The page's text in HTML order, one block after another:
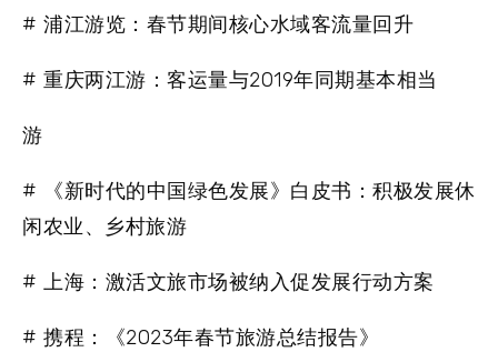
# 浦江游览：春节期间核心水域客流量回升
# 重庆两江游：客运量与2019年同期基本相当
游
# 《新时代的中国绿色发展》白皮书：积极发展休
闲农业、乡村旅游
# 上海：激活文旅市场被纳入促发展行动方案
# 携程：《2023年春节旅游总结报告》